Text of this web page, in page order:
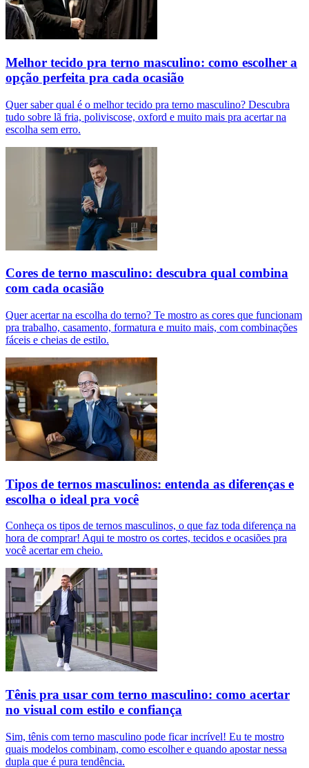
Melhor tecido pra terno masculino: como escolher a
opção perfeita pra cada ocasião
Quer saber qual é o melhor tecido pra terno masculino? Descubra
tudo sobre lã fria, poliviscose, oxford e muito mais pra acertar na
escolha sem erro.
Cores de terno masculino: descubra qual combina
com cada ocasião
Quer acertar na escolha do terno? Te mostro as cores que funcionam
pra trabalho, casamento, formatura e muito mais, com combinações
fáceis e cheias de estilo.
Tipos de ternos masculinos: entenda as diferenças e
escolha o ideal pra você
Conheça os tipos de ternos masculinos, o que faz toda diferença na
hora de comprar! Aqui te mostro os cortes, tecidos e ocasiões pra
você acertar em cheio.
Tênis pra usar com terno masculino: como acertar
no visual com estilo e confiança
Sim, tênis com terno masculino pode ficar incrível! Eu te mostro
quais modelos combinam, como escolher e quando apostar nessa
dupla que é pura tendência.